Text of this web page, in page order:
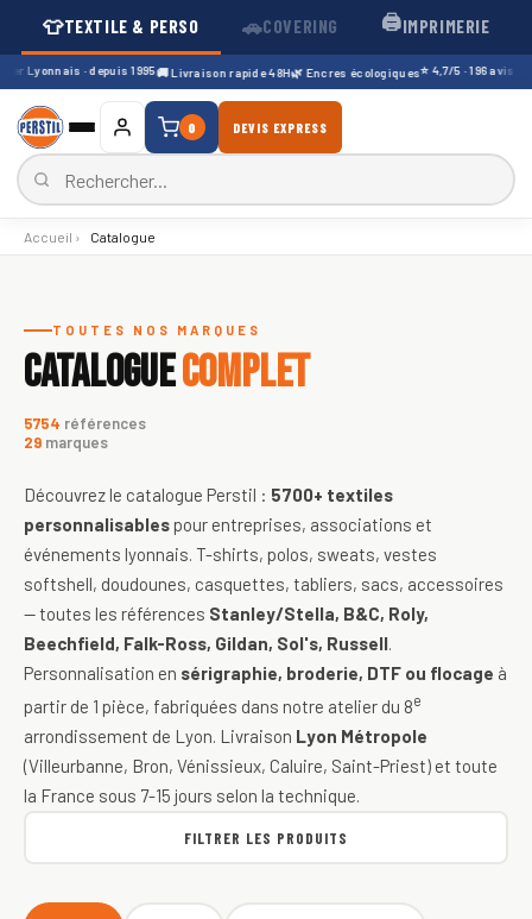
👕TEXTILE & PERSO 🚗COVERING 🖨️IMPRIMERIE
Lyonnais · depuis 1995🚚 Livraison rapide 48H🌿 Encres écologiques⭐ 4,7/5 · 196 avis
0 DEVIS EXPRESS
Accueil › Catalogue
TOUTES NOS MARQUES
CATALOGUECOMPLET
5754 références
29 marques
Découvrez le catalogue Perstil : 5700+ textiles
personnalisables pour entreprises, associations et
événements lyonnais. T-shirts, polos, sweats, vestes
softshell, doudounes, casquettes, tabliers, sacs, accessoires
— toutes les références Stanley/Stella, B&C, Roly,
Beechfield, Falk-Ross, Gildan, Sol's, Russell.
Personnalisation en sérigraphie, broderie, DTF ou flocage à
partir de 1 pièce, fabriquées dans notre atelier du 8e
arrondissement de Lyon. Livraison Lyon Métropole
(Villeurbanne, Bron, Vénissieux, Caluire, Saint-Priest) et toute
la France sous 7-15 jours selon la technique.
FILTRER LES PRODUITS